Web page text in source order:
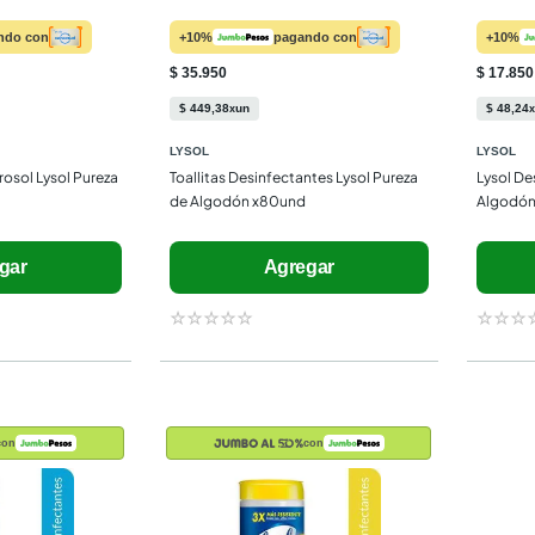
con
Lysol Pureza
+10% pagando con
$ 35.950
$ 449, 38xun
LYSOL
Toallitas Desinfectantes Lysol Pureza
de Algodón x80und
Agregar
☆☆☆☆☆
+10%
$ 17.850
$ 48 24x
LYSOL
Lysol
☆☆☆
con